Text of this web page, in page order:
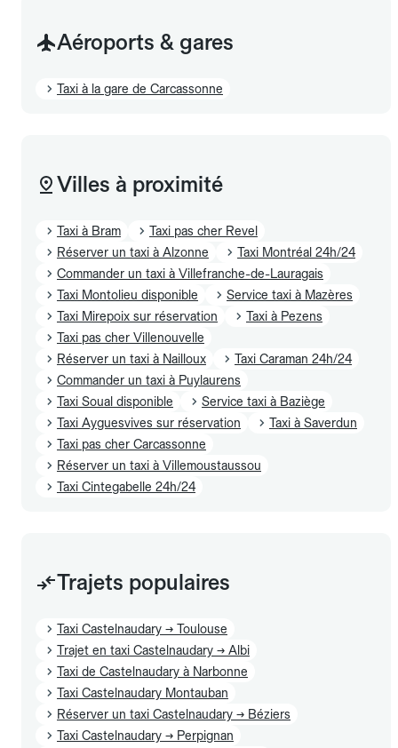
Aéroports & gares
Taxi à la gare de Carcassonne
Villes à proximité
Taxi à Bram
Taxi pas cher Revel
Réserver un taxi à Alzonne
Taxi Montréal 24h/24
Commander un taxi à Villefranche-de-Lauragais
Taxi Montolieu disponible
Service taxi à Mazères
Taxi Mirepoix sur réservation
Taxi à Pezens
Taxi pas cher Villenouvelle
Réserver un taxi à Nailloux
Taxi Caraman 24h/24
Commander un taxi à Puylaurens
Taxi Soual disponible
Service taxi à Baziège
Taxi Ayguesvives sur réservation
Taxi à Saverdun
Taxi pas cher Carcassonne
Réserver un taxi à Villemoustaussou
Taxi Cintegabelle 24h/24
Trajets populaires
Taxi Castelnaudary → Toulouse
Trajet en taxi Castelnaudary → Albi
Taxi de Castelnaudary à Narbonne
Taxi Castelnaudary Montauban
Réserver un taxi Castelnaudary → Béziers
Taxi Castelnaudary → Perpignan